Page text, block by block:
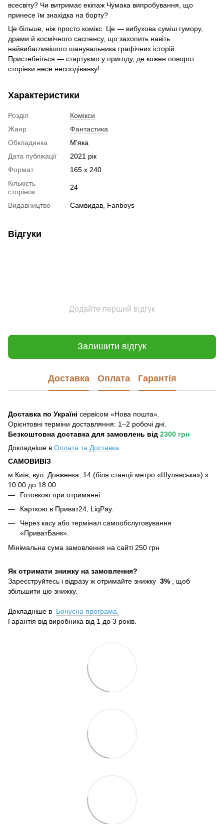
всесвіту? Чи витримає екіпаж Чумака випробування, що
принесе їм знахідка на борту?
Це більше, ніж просто комікс. Це — вибухова суміш гумору,
драми й космічного саспенсу, що захопить навіть
найвибагливішого шанувальника графічних історій.
Пристебніться — стартуємо у пригоду, де кожен поворот
сторінки несе несподіванку!
Характеристики
Розділ
Комікси
Жанр
Фантастика
Обкладинка
М'яка
Дата публікації
2021 рік
Формат
165 х 240
Кількість
сторінок
24
Видавництво Самвидав, Fanboys
Відгуки
Додайте перший відгук
Залишити відгук
Доставка Оплата Гарантія
Доставка по Україні сервісом «Нова пошта».
Орієнтовні терміни доставляння: 1–2 робочі дні.
Безкоштовна доставка для замовлень від 2300 грн
Докладніше в Оплата та Доставка
САМОВИВІЗ
м.Київ, вул. Довженка, 14 (біля станції метро «Шулявська») з
10:00 до 18:00
Готовкою при отриманні.
Карткою в Приват24, LiqPay.
Через касу або термінал самообслуговування
«ПриватБанк».
Мінімальна сума замовлення на сайті 250 грн
Як отримати знижку на замовлення?
Зареєструйтесь і відразу ж отримайте знижку 3% , щоб
збільшити цю знижку.
Докладніше в Бонусна програма.
Гарантія від виробника від 1 до 3 років.